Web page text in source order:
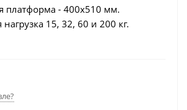
платформа - 400х510 мм.
15, 32, 60 и 200 кг.
режим. Торговая